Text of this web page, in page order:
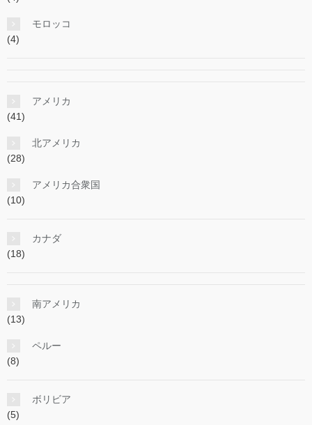
モロッコ
(4)
アメリカ
(41)
北アメリカ
(28)
アメリカ合衆国
(10)
カナダ
(18)
南アメリカ
(13)
ペルー
(8)
ボリビア
(5)